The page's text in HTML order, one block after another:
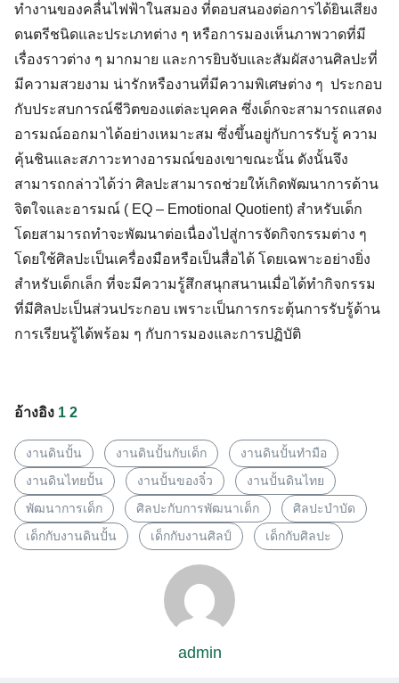
ทำงานของคลื่นไฟฟ้าในสมอง ที่ตอบสนองต่อการได้ยินเสียง
ดนตรีชนิดและประเภทต่าง ๆ หรือการมองเห็นภาพวาดที่มี
เรื่องราวต่าง ๆ มากมาย และการยิบจับและสัมผัสงานศิลปะที่
มีความสวยงาม น่ารักหรืองานที่มีความพิเศษต่าง ๆ ประกอบ
กับประสบการณ์ชีวิตของแต่ละบุคคล ซึ่งเด็กจะสามารถแสดง
อารมณ์ออกมาได้อย่างเหมาะสม ซึ่งขึ้นอยู่กับการรับรู้ ความ
คุ้นชินและสภาวะทางอารมณ์ของเขาขณะนั้น ดังนั้นจึง
สามารถกล่าวได้ว่า ศิลปะสามารถช่วยให้เกิดพัฒนาการด้าน
จิตใจและอารมณ์ ( EQ – Emotional Quotient) สำหรับเด็ก
โดยสามารถทำจะพัฒนาต่อเนื่องไปสู่การจัดกิจกรรมต่าง ๆ
โดยใช้ศิลปะเป็นเครื่องมือหรือเป็นสื่อได้ โดยเฉพาะอย่างยิ่ง
สำหรับเด็กเล็ก ที่จะมีความรู้สึกสนุกสนานเมื่อได้ทำกิจกรรม
ที่มีศิลปะเป็นส่วนประกอบ เพราะเป็นการกระตุ้นการรับรู้ด้าน
การเรียนรู้ได้พร้อม ๆ กับการมองและการปฏิบัติ
อ้างอิง 1 2
งานดินปั้น งานดินปั้นกับเด็ก
งานดินปั้นทำมือ
งานดินไทยปั้น
งานปั้นของจิ๋ว
งานปั้นดินไทย
พัฒนาการเด็ก
ศิลปะกับการพัฒนาเด็ก
ศิลปะบำบัด
เด็กกับงานดินปั้น
เด็กกับงานศิลป์ เด็กกับศิลปะ
admin